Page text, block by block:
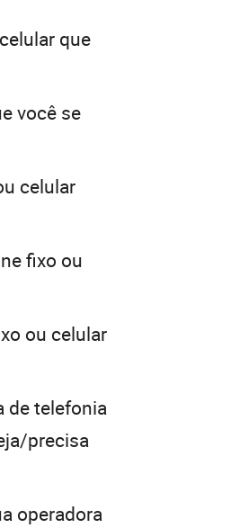
que
você se
celular
fixo ou
ou celular
de telefonia
precisa
operadora